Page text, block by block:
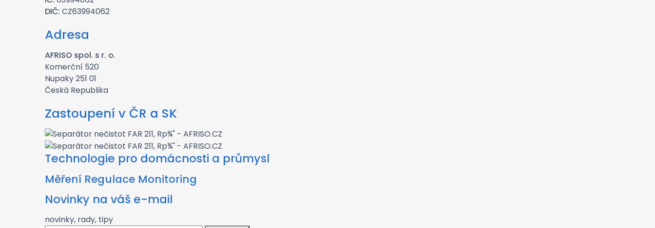
DIČ: CZ63994062
Adresa
AFRISO spol. s r. o.
Komerční 520
Nupaky 251 01
Česká Republika
Zastoupení v ČR a SK
Technologie pro domácnosti a průmysl
Měření Regulace Monitoring
Novinky na váš e-mail
novinky, rady, tipy